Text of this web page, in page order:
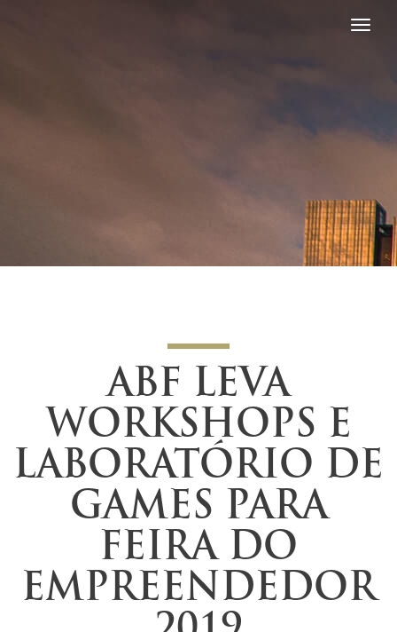
ABF LEVA
WORKSHOPS E
LABORATÓRIO DE
GAMES PARA
FEIRA DO
EMPREENDEDOR